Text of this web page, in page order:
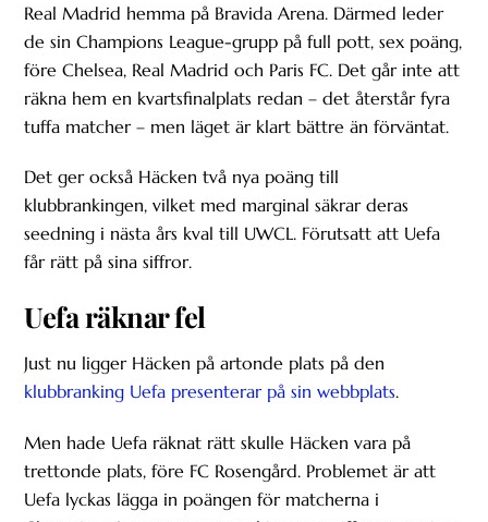
Real Madrid hemma på Bravida Arena. Därmed leder
de sin Champions League-grupp på full pott, sex poäng,
före Chelsea, Real Madrid och Paris FC. Det går inte att
räkna hem en kvartsfinalplats redan – det återstår fyra
tuffa matcher – men läget är klart bättre än förväntat.
Det ger också Häcken två nya poäng till
klubbrankingen, vilket med marginal säkrar deras
seedning i nästa års kval till UWCL. Förutsatt att Uefa
får rätt på sina siffror.
Uefa räknar fel
Just nu ligger Häcken på artonde plats på den
klubbranking Uefa presenterar på sin webbplats.
Men hade Uefa räknat rätt skulle Häcken vara på
trettonde plats, före FC Rosengård. Problemet är att
Uefa lyckas lägga in poängen för matcherna i